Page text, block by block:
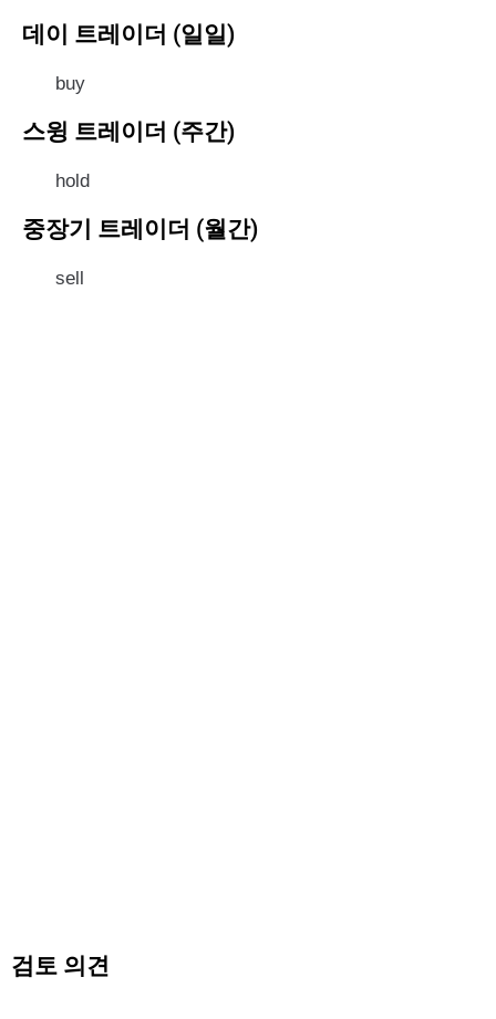
데이 트레이더 (일일)
buy
스윙 트레이더 (주간)
hold
중장기 트레이더 (월간)
sell
검토 의견